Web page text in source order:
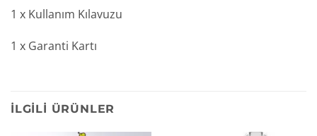
1 x Kullanım Kılavuzu
1 x Garanti Kartı
İLGILI ÜRÜNLER